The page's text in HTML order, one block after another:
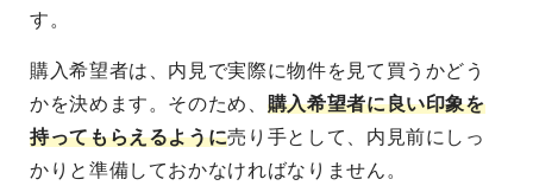
す。
購入希望者は、内見で実際に物件を見て買うかどう
かを決めます。そのため、 購入希望者に良い印象を
持ってもらえるように売り手として、 内見前にしっ
かりと準備しておかなければなりません。